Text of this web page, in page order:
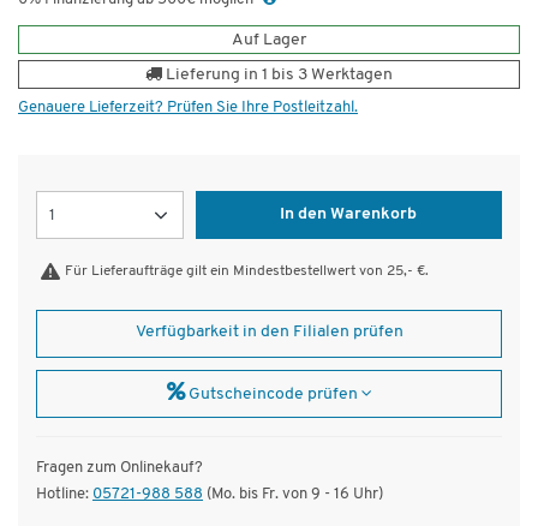
Auf Lager
Lieferung in 1 bis 3 Werktagen
Genauere Lieferzeit? Prüfen Sie Ihre Postleitzahl.
In den Warenkorb
Für Lieferaufträge gilt ein Mindestbestellwert von 25,- €.
Verfügbarkeit in den Filialen prüfen
Gutscheincode prüfen
Fragen zum Onlinekauf?
Hotline: 05721-988 588 (Mo. bis Fr. von 9 - 16 Uhr)